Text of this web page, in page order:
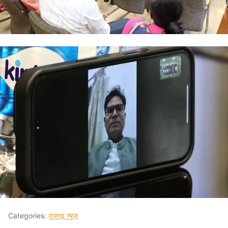
Categories: रायगढ़ न्यूज़